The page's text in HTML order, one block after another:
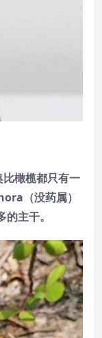
橄榄都只有一
（没药属）
主干。